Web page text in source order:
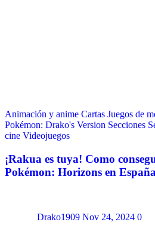
Animación y anime Cartas Juegos de
Pokémon: Drako's Version Secciones
cine Videojuegos
¡Rakua es tuya! Como
Pokémon: Horizons en España
Drako1909 Nov 24, 2024 0